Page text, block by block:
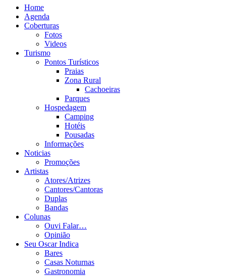
Home
Agenda
Coberturas
Fotos
Videos
Turismo
Pontos Turísticos
Praias
Zona Rural
Cachoeiras
Parques
Hospedagem
Camping
Hotéis
Pousadas
Informações
Noticias
Promoções
Artistas
Atores/Atrizes
Cantores/Cantoras
Duplas
Bandas
Colunas
Ouvi Falar…
Opinião
Seu Oscar Indica
Bares
Casas Noturnas
Gastronomia